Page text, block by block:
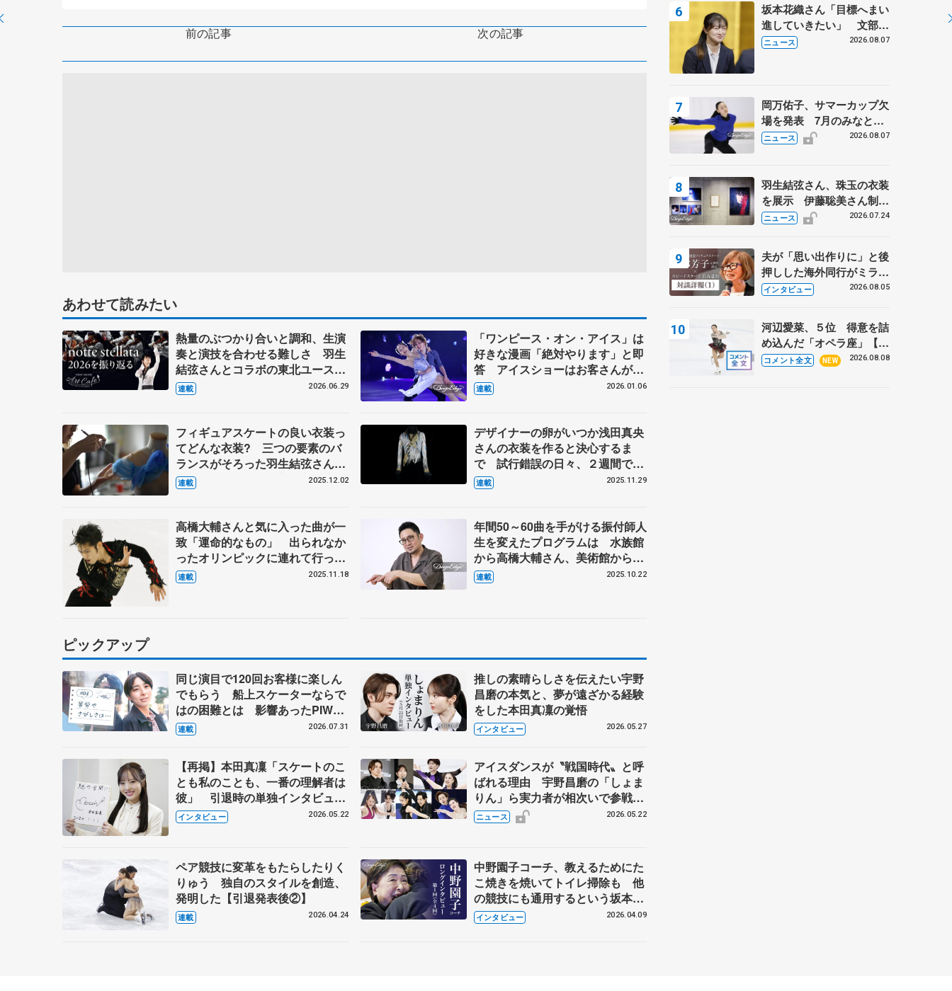
前の記事 次の記事
あわせて読みたい
熱量のぶつかり合いと調和、生演
奏と演技を合わせる難しさ 羽生
結弦さんとコラボの東北ユースオ
ーケストラのメンバーに聞く
連載 2026.06.29
「ワンピース・オン・アイス」は
好きな漫画「絶対やります」と即
答 アイスショーはお客さんがメ
イン、純粋に楽しんでもらうもの
【第3回・宮本賢二 表現の設計
連載 2026.01.06
フィギュアスケートの良い衣装っ
てどんな衣装? 三つの要素のバ
ランスがそろった羽生結弦さんの
『ボレロ』 伊藤聡美さんに聞く
（中）
連載 2025.12.02
デザイナーの卵がいつか浅田真央
さんの衣装を作ると決心するま
で 試行錯誤の日々、２週間で仕
上げた羽生結弦さんの『オペラ座
の怪人』 伊藤聡美さんインタビ
連載 2025.11.29
高橋大輔さんと気に入った曲が一
致「運命的なもの」 出られなか
ったオリンピックに連れて行って
もらった 鈴木明子さんのSPも
振り付け「演技中は泣いてい
連載 2025.11.18
年間50～60曲を手がける振付師人
生を変えたプログラムは 水族館
から高橋大輔さん、美術館から宇
野昌磨さんの演目に 【第1回・
宮本賢二 表現の設計図（下）】
連載 2025.10.22
ピックアップ
同じ演目で120回お客様に楽しん
でもらう 船上スケーターならで
はの困難とは 影響あったPIW前
キャプテン松永さんの存在
連載 2026.07.31
推しの素晴らしさを伝えたい宇野
昌磨の本気と、夢が遠ざかる経験
をした本田真凜の覚悟
インタビュー 2026.05.27
【再掲】本田真凜「スケートのこ
とも私のことも、一番の理解者は
彼」 引退時の単独インタビュー
で語った競技人生や家族、恋人、
これからの夢…
インタビュー 2026.05.22
アイスダンスが〝戦国時代〟と呼
ばれる理由 宇野昌磨の「しょま
りん」ら実力者が相次いで参戦
国内の競争激化
ニュース 2026.05.22
ペア競技に変革をもたらしたりく
りゅう 独自のスタイルを創造、
発明した【引退発表後②】
連載 2026.04.24
中野園子コーチ、教えるためにた
こ焼きを焼いてトイレ掃除も 他
の競技にも通用するという坂本花
織の筋肉
インタビュー 2026.04.09
坂本花織さん「目標へまい
進していきたい」 文部科
学省スポーツ表彰式で代表
ニュース 2026.08.07
岡万佑子、サマーカップ欠
場を発表 7月のみなとア
クルス杯は腰痛の影響で
ニュース 2026.08.07
羽生結弦さん、珠玉の衣装
を展示 伊藤聡美さん制作
の一点もの、矢口亨さんが
ニュース 2026.07.24
夫が「思い出作りに」と後
押しした海外同行がミラノ
まで… 繁華街のリンクで
に 小林芳子さんが振り返
るスケート人生
インタビュー 2026.08.05
河辺愛菜、５位 得意を詰
め込んだ「オペラ座」【み
なとアクルス杯フリー】
コメント全文 NEW 2026.08.08